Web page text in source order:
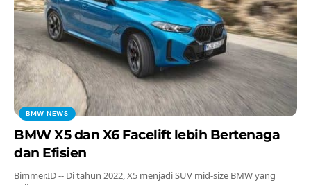
BMW NEWS
BMW X5 dan X6 Facelift lebih Bertenaga
dan Efisien
Bimmer.ID -- Di tahun 2022, X5 menjadi SUV mid-size BMW yang